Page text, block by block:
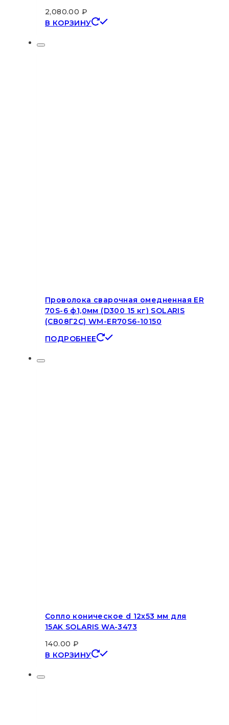
2,080.00 ₽
В КОРЗИНУ
Проволока сварочная омедненная ER
70S-6 ф1,0мм (D300 15 кг) SOLARIS
(СВ08Г2С) WM-ER70S6-10150
ПОДРОБНЕЕ
Сопло коническое d 12х53 мм для
15AK SOLARIS WA-3473
140.00 ₽
В КОРЗИНУ